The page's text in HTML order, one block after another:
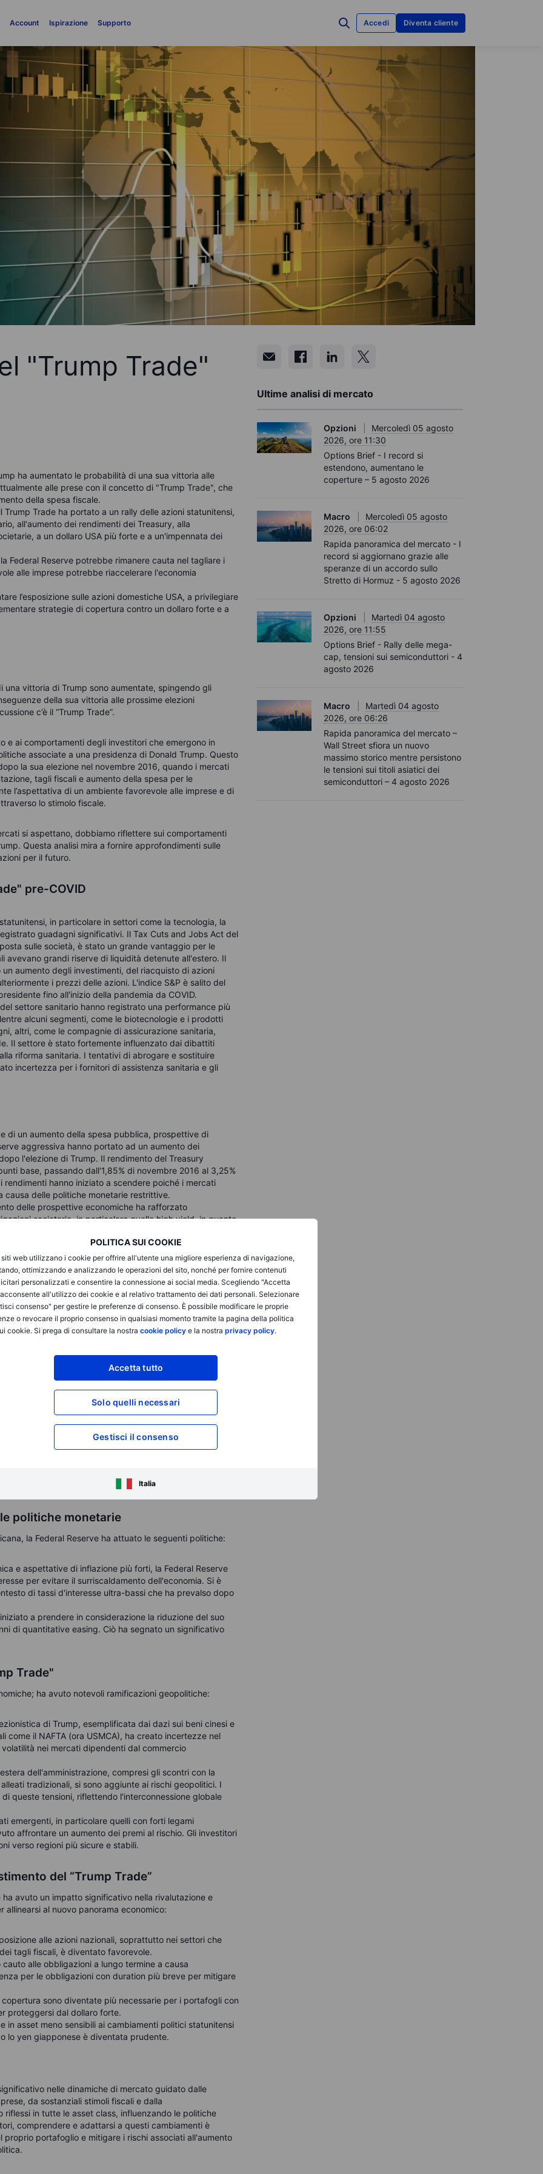
Account Ispirazione Supporto Accedi Diventa cliente
POLITICA SUI COOKIE
siti web utilizzano i cookie per offrire all'utente una migliore esperienza di navigazione,
ottimizzando e analizzando le operazioni del sito, nonché per fornire contenuti
personalizzati e consentire la connessione ai social media. Scegliendo "Accetta
all'utilizzo dei cookie e al relativo trattamento dei dati personali. Selezionare
consenso" per gestire le preferenze di consenso. È possibile modificare le proprie
o revocare il proprio consenso in qualsiasi momento tramite la pagina della politica
cookie. Si prega di consultare la nostra cookie policye la nostra privacy policy.
Accetta tutto
Solo quelli necessari
Gestisci il consenso
Italia
"Trump Trade"
ha aumentato le probabilità di una sua vittoria alle
alle prese con il concetto di "Trump Trade", che
della spesa fiscale.
Trade ha portato a un rally delle azioni statunitensi,
all'aumento dei rendimenti dei Treasury, alla
a un dollaro USA più forte e a un'impennata dei
Federal Reserve potrebbe rimanere cauta nel tagliare i
alle imprese potrebbe riaccelerare l'economia
l’esposizione sulle azioni domestiche USA, a privilegiare
strategie di copertura contro un dollaro forte e a
una vittoria di Trump sono aumentate, spingendo gli
della sua vittoria alle prossime elezioni
c’è il “Trump Trade”.
e ai comportamenti degli investitori che emergono in
associate a una presidenza di Donald Trump. Questo
la sua elezione nel novembre 2016, quando i mercati
tagli fiscali e aumento della spesa per le
l’aspettativa di un ambiente favorevole alle imprese e di
lo stimolo fiscale.
si aspettano, dobbiamo riflettere sui comportamenti
Questa analisi mira a fornire approfondimenti sulle
per il futuro.
pre-COVID
in particolare in settori come la tecnologia, la
guadagni significativi. Il Tax Cuts and Jobs Act del
sulle società, è stato un grande vantaggio per le
avevano grandi riserve di liquidità detenute all'estero. Il
aumento degli investimenti, del riacquisto di azioni
i prezzi delle azioni. L'indice S&P è salito del
fino all'inizio della pandemia da COVID.
settore sanitario hanno registrato una performance più
alcuni segmenti, come le biotecnologie e i prodotti
altri, come le compagnie di assicurazione sanitaria,
Il settore è stato fortemente influenzato dai dibattiti
riforma sanitaria. I tentativi di abrogare e sostituire
incertezza per i fornitori di assistenza sanitaria e gli
di un aumento della spesa pubblica, prospettive di
aggressiva hanno portato ad un aumento dei
l'elezione di Trump. Il rendimento del Treasury
base, passando dall'1,85% di novembre 2016 al 3,25%
hanno iniziato a scendere poiché i mercati
causa delle politiche monetarie restrittive.
delle prospettive economiche ha rafforzato
societarie, in particolare quelle high yield, in quanto
creditizia delle società. Durante i primi due
dei titoli spazzatura si sono ristretti di 176 punti base,
Treasury, il livello più basso dal 2007. Allo stesso tempo,
hanno ritracciato di 43 pb, scendendo a 84 pb
il minimo dal 2007.
in modo significativo rispetto alle principali valute a
più elevati e di una crescita economica più forte.
come il rame sono aumentati in previsione di un
mentre i prezzi del petrolio hanno mostrato resilienza a
nel settore energetico. I prezzi dell'oro hanno
investitori si sono coperti sui beni rifugio tra le incertezze
di Trump, le tensioni geopolitiche e il potenziale di
tagli fiscali. Nel 2018-2019 i prezzi dell'oro sono diventati
i tassi, mettendo sotto pressione gli asset non
politiche monetarie
la Federal Reserve ha attuato le seguenti politiche:
e aspettative di inflazione più forti, la Federal Reserve
per evitare il surriscaldamento dell'economia. Si è
di tassi d'interesse ultra-bassi che ha prevalso dopo
a prendere in considerazione la riduzione del suo
di quantitative easing. Ciò ha segnato un significativo
Trade"
ha avuto notevoli ramificazioni geopolitiche:
di Trump, esemplificata dai dazi sui beni cinesi e
come il NAFTA (ora USMCA), ha creato incertezze nel
nei mercati dipendenti dal commercio
dell'amministrazione, compresi gli scontri con la
tradizionali, si sono aggiunte ai rischi geopolitici. I
queste tensioni, riflettendo l'interconnessione globale
emergenti, in particolare quelli con forti legami
affrontare un aumento dei premi al rischio. Gli investitori
verso regioni più sicure e stabili.
del “Trump Trade”
avuto un impatto significativo nella rivalutazione e
allinearsi al nuovo panorama economico:
alle azioni nazionali, soprattutto nei settori che
tagli fiscali, è diventato favorevole.
alle obbligazioni a lungo termine a causa
per le obbligazioni con duration più breve per mitigare
sono diventate più necessarie per i portafogli con
proteggersi dal dollaro forte.
in asset meno sensibili ai cambiamenti politici statunitensi
lo yen giapponese è diventata prudente.
nelle dinamiche di mercato guidato dalle
da sostanziali stimoli fiscali e dalla
in tutte le asset class, influenzando le politiche
comprendere e adattarsi a questi cambiamenti è
portafoglio e mitigare i rischi associati all'aumento
Ultime analisi di mercato
Opzioni
Mercoledì 05 agosto
2026, ore 11:30
Options Brief - I record si
estendono, aumentano le
coperture – 5 agosto 2026
Macro
Mercoledì 05 agosto
2026, ore 06:02
Rapida panoramica del mercato - I
record si aggiornano grazie alle
speranze di un accordo sullo
Stretto di Hormuz - 5 agosto 2026
Opzioni
Martedì 04 agosto
2026, ore 11:55
Options Brief - Rally delle mega-
cap, tensioni sui semiconduttori - 4
agosto 2026
Macro
Martedì 04 agosto
2026, ore 06:26
Rapida panoramica del mercato –
Wall Street sfiora un nuovo
massimo storico mentre persistono
le tensioni sui titoli asiatici dei
semiconduttori – 4 agosto 2026